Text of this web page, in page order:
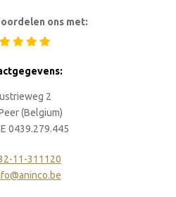
ons met:
2
(Belgium)
0439.279.445
11-311120